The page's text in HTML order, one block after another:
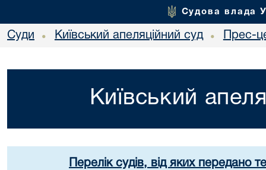
Судова влада
Суди • Київський апеляційний суд • Прес-
Київський
Перелік судів, від яких передано